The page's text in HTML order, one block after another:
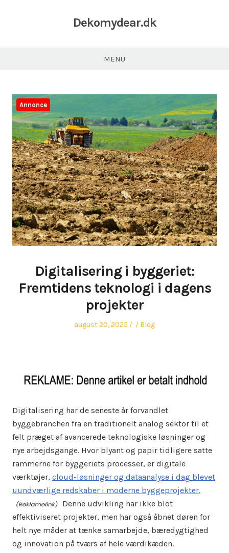
Dekomydear.dk
MENU
Annonce
Digitalisering i byggeriet:
Fremtidens teknologi i dagens
projekter
Posted
august 20, 2025 Author
Posted
Blog
Digitalisering har de seneste år forvandlet
byggebranchen fra en traditionelt analog sektor til et
felt præget af avancerede teknologiske løsninger og
nye arbejdsgange. Hvor blyant og papir tidligere satte
rammerne for byggeriets processer, er digitale
værktøjer, cloud-løsninger og dataanalyse i dag blevet
uundværlige redskaber i moderne byggeprojekter.
Denne udvikling har ikke blot
effektiviseret projekter, men har også åbnet døren for
helt nye måder at tænke samarbejde, bæredygtighed
og innovation på tværs af hele værdikæden.